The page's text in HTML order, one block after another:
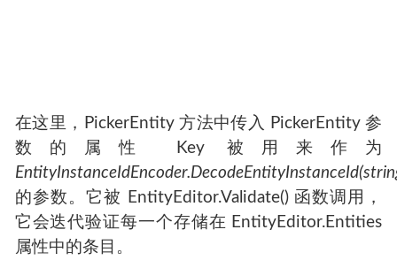
在这里，PickerEntity 方法中传入 PickerEntity 参
数的属性 Key 被用来作为
的参数。它被 EntityEditor.Validate() 函数调用，
它会迭代验证每一个存储在 EntityEditor.Entities
属性中的条目。